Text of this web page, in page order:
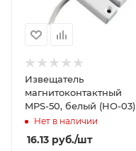
Извещатель
магнитоконтактный
MPS-50, белый (HO-03)
Нет в наличии
16.13 руб./шт